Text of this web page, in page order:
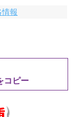
報
コピー